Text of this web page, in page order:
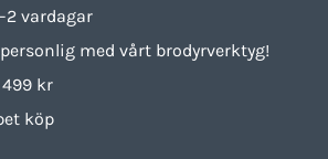
vardagar
med vårt brodyrverktyg!
kr
köp